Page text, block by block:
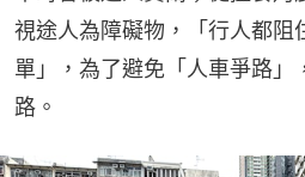
視途人為障礙物，「行人都阻
單」，為了避免「人車爭路」
路。